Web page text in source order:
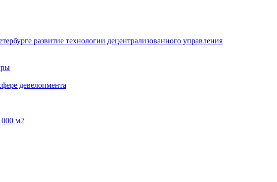
развитие технологии децентрализованного управления
девелопмента
м2